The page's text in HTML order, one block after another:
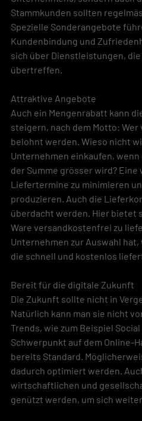
Stammkunden sollten
Spezielle Sonderangebote
Kundenbindung und
sich über Dienstleistungen,
übertreffen.
Attraktive Angebote
Auch ein Mengenrabatt kann
steigern, nach dem Motto:
belohnt werden. Wieso nicht
Unternehmen einkaufen, wenn
der Summe grösser wird?
Liefertermine zu minimieren
produzieren. Auch die
überdacht werden. Hier bietet
Ware versandkostenfrei zu
Unternehmen zur Auswahl
die schnell und kostenlos
Bereit für die digitale Zukunft
Die Zukunft sollte nicht in
Natürlich kann man sie nicht
Trends, wie zum Beispiel
Schwerpunkt auf dem Online-
bereits Standard.
dadurch optimiert werden.
wirtschaftlichen und
genützt werden, um sich